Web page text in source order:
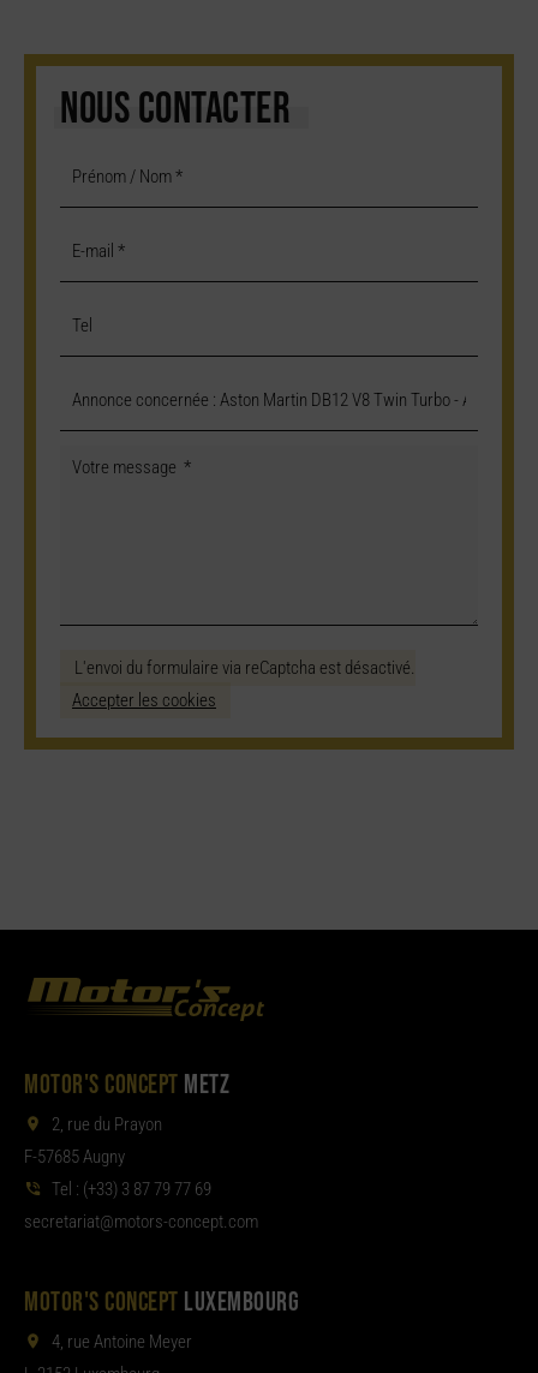
NOUS CONTACTER
L'envoi du formulaire via reCaptcha est désactivé.
Accepter les cookies
MOTOR'S CONCEPT METZ
2, rue du Prayon
F-57685 Augny
Tel : (+33) 3 87 79 77 69
moc.tpecnoc-sro
tom@tair
aterces
MOTOR'S CONCEPT LUXEMBOURG
4, rue Antoine Meyer